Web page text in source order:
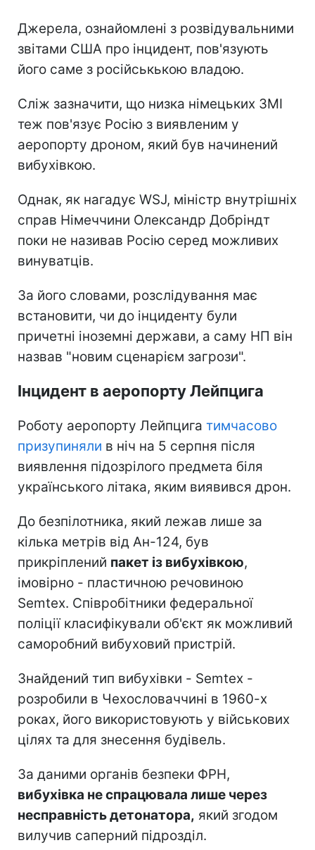
Джерела, ознайомлені з розвідувальними
звітами США про інцидент, пов'язують
його саме з російськькою владою.
Сліж зазначити, що низка німецьких ЗМІ
теж пов'язує Росію з виявленим у
аеропорту дроном, який був начинений
вибухівкою.
Однак, як нагадує WSJ, міністр внутрішніх
справ Німеччини Олександр Добріндт
поки не називав Росію серед можливих
винуватців.
За його словами, розслідування має
встановити, чи до інциденту були
причетні іноземні держави, а саму НП він
назвав "новим сценарієм загрози".
Інцидент в аеропорту Лейпцига
Роботу аеропорту Лейпцига тимчасово
призупиняли в ніч на 5 серпня після
виявлення підозрілого предмета біля
українського літака, яким виявився дрон.
До безпілотника, який лежав лише за
кілька метрів від Ан-124, був
прикріплений пакет із вибухівкою,
імовірно - пластичною речовиною
Semtex. Співробітники федеральної
поліції класифікували об'єкт як можливий
саморобний вибуховий пристрій.
Знайдений тип вибухівки - Semtex -
розробили в Чехословаччині в 1960-х
роках, його використовують у військових
цілях та для знесення будівель.
За даними органів безпеки ФРН,
вибухівка не спрацювала лише через
несправність детонатора, який згодом
вилучив саперний підрозділ.